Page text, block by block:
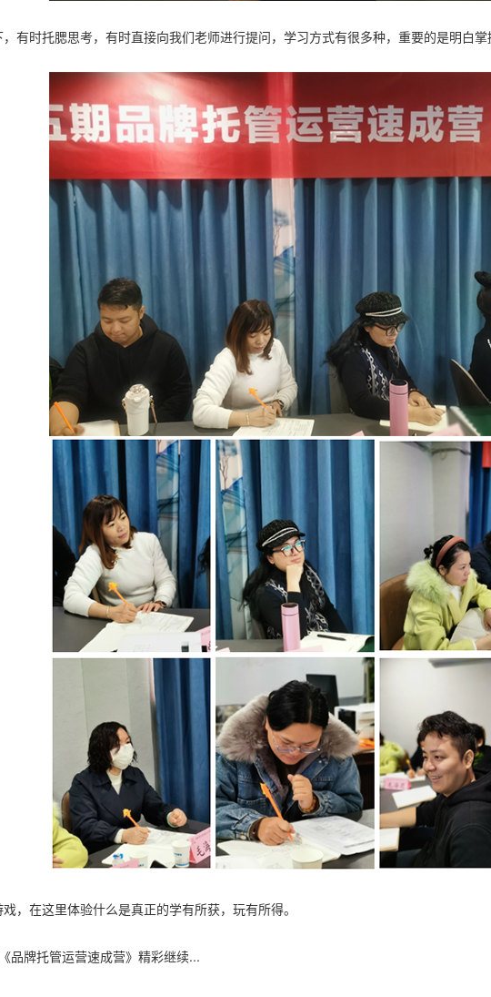
时托腮思考，有时直接向我们老师进行提问，学习方式有很多种，重要的是明白掌
在这里体验什么是真正的学有所获，玩有所得。
牌托管运营速成营》精彩继续...